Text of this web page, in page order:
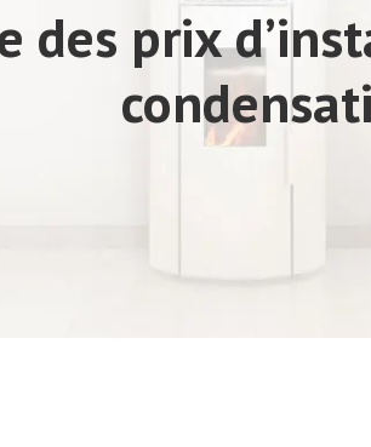
des prix